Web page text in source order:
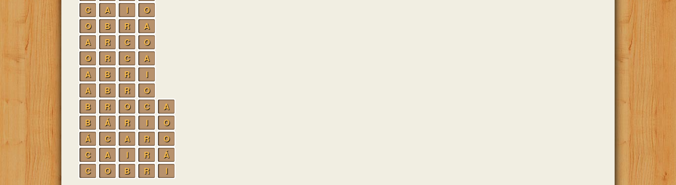
C
A I
O
O
B R
A
A
R C
O
O
R C
A
A
B R
I
A
B R
O
B
R O C
A
B
Á R I
O
Á
C A R
O
C
A I R
Á
C
O B R I